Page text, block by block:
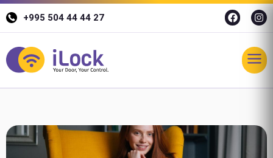
+995 504 44 44 27